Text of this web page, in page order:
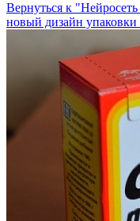
Вернуться к
новый дизайн